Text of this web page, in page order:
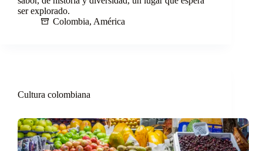
ser explorado.
Colombia, América
Cultura colombiana